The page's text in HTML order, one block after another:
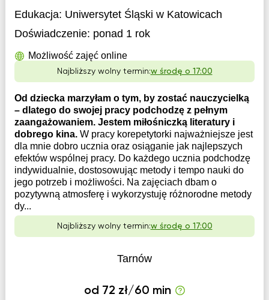
Edukacja: Uniwersytet Śląski w Katowicach
Doświadczenie: ponad 1 rok
Możliwość zajęć online
Najbliższy wolny termin:w środę o 17:00
Od dziecka marzyłam o tym, by zostać nauczycielką
– dlatego do swojej pracy podchodzę z pełnym
zaangażowaniem. Jestem miłośniczką literatury i
dobrego kina. W pracy korepetytorki najważniejsze jest
dla mnie dobro ucznia oraz osiąganie jak najlepszych
efektów wspólnej pracy. Do każdego ucznia podchodzę
indywidualnie, dostosowując metody i tempo nauki do
jego potrzeb i możliwości. Na zajęciach dbam o
pozytywną atmosferę i wykorzystuję różnorodne metody
dy...
Najbliższy wolny termin:w środę o 17:00
Tarnów
od 72 zł/60 min